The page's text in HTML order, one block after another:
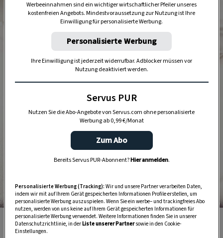
Foto: Eisenhut & Mayer
In dieser Variante der Pinzgauer Bladln stecken Speck
Werbeeinnahmen sind ein wichtiger wirtschaftlicher Pfeiler unseres
kostenfreien Angebots. Mindestvoraussetzung zur Nutzung ist Ihre
Einwilligung für personalisierte Werbung.
Personalisierte Werbung
Ihre Einwilligung ist jederzeit widerrufbar. Adblocker müssen vor
Nutzung deaktiviert werden.
Servus PUR
Nutzen Sie die Abo-Angebote von Servus.com ohne personalisierte
Werbung ab 0,99 €/Monat
Zum Abo
Bereits Servus PUR-Abonnent?Hier anmelden.
Personalisierte Werbung (Tracking): Wir und unsere Partner verarbeiten Daten,
indem wir mit auf Ihrem Gerät gespeicherten Informationen Profile erstellen, um
personalisierte Werbung auszuspielen. Wenn Sie ein werbe– und trackingfreies Abo
nutzen, werden von uns keine auf Ihrem Gerät gespeicherten Informationen für
personalisierte Werbung verwendet. Weitere Informationen finden Sie in unserer
Datenschutzrichtlinie, in derListe unserer Partnersowie in den Cookie-
Einstellungen.